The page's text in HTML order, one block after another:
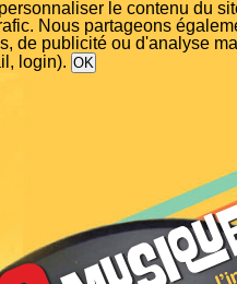
le contenu du
Nous partageons
de publicité ou d'analyse
login).